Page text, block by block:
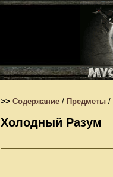
>> Содержание / Предметы /
Холодный Разум